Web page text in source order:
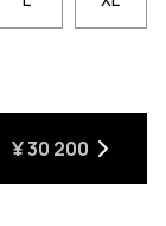
¥ 30 200